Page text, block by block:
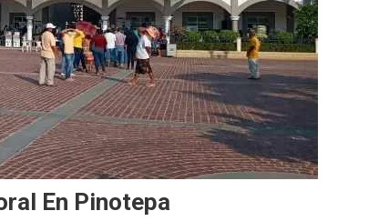
En Pinotepa